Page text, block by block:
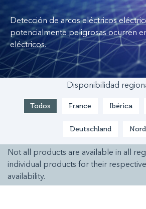
Detección de arcos eléctricos
potencialmente peligrosas ocurren
eléctricos.
Disponibilidad
Todos France Ibérica
Deutschland
Not all products are available in all
individual products for their
availability.